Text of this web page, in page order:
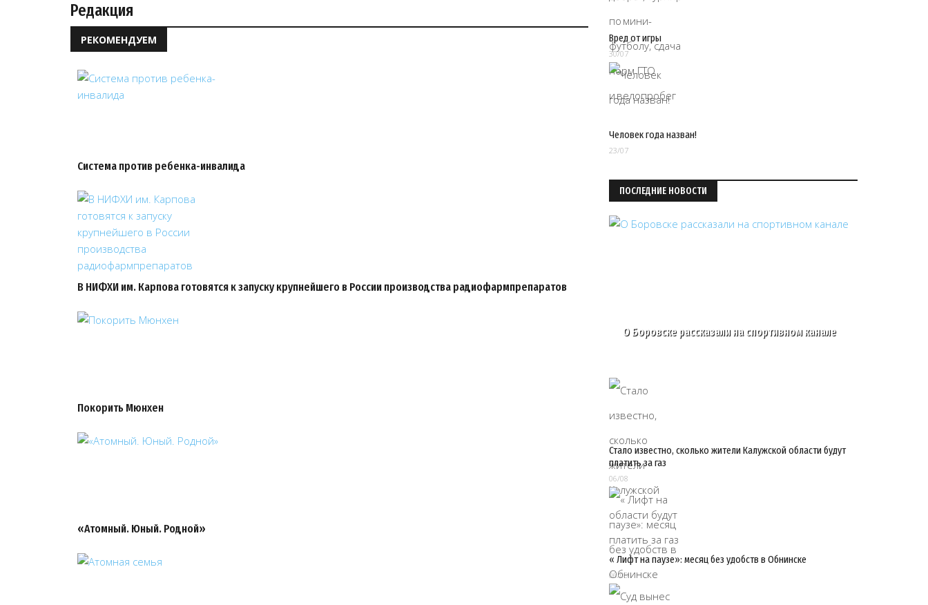
Редакция
РЕКОМЕНДУЕМ
Система против ребенка-инвалида
В НИФХИ им. Карпова готовятся к запуску крупнейшего в России производства радиофармпрепаратов
Покорить Мюнхен
«Атомный. Юный. Родной»
Вред от игры
30/07
Человек года назван!
23/07
ПОСЛЕДНИЕ НОВОСТИ
О Боровске рассказали на спортивном канале
Стало известно, сколько жители Калужской области будут
платить за газ
06/08
« Лифт на паузе»: месяц без удобств в Обнинске
06/08